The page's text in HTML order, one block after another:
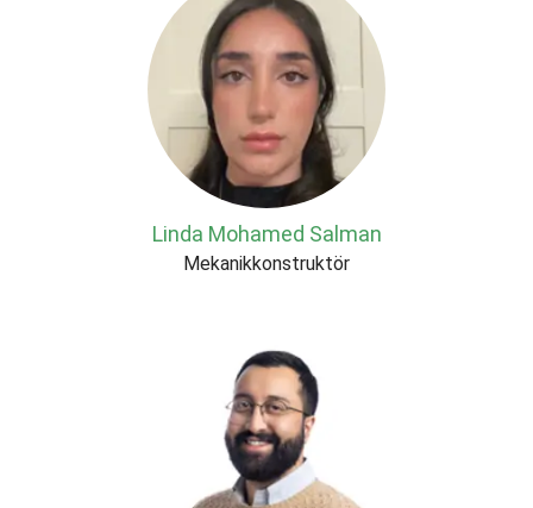
Linda Mohamed Salman
Mekanikkonstruktör